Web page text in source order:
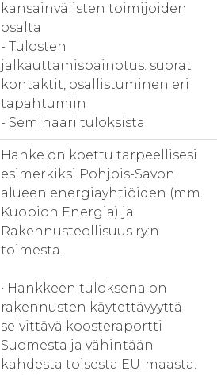
kansainvälisten toimijoiden
osalta
- Tulosten
jalkauttamispainotus: suorat
kontaktit, osallistuminen eri
tapahtumiin
- Seminaari tuloksista
Hanke on koettu tarpeellisesi
esimerkiksi Pohjois-Savon
alueen energiayhtiöiden (mm.
Kuopion Energia) ja
Rakennusteollisuus ry:n
toimesta.
• Hankkeen tuloksena on
rakennusten käytettävyyttä
selvittävä koosteraportti
Suomesta ja vähintään
kahdesta toisesta EU-maasta.